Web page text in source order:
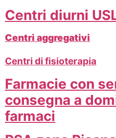
Centri diurni
Centri aggregativi
Centri di fisioterapia
Farmacie con
consegna a
farmaci